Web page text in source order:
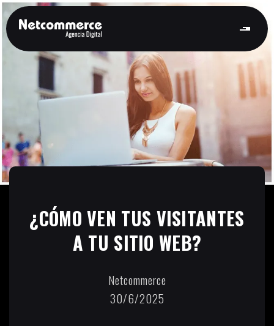
¿CÓMO VEN TUS VISITANTES
A TU SITIO WEB?
Netcommerce
30/6/2025